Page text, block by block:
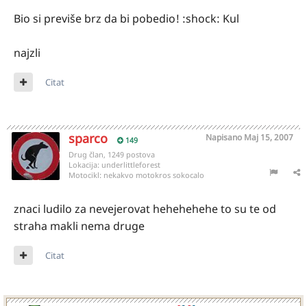
Bio si previše brz da bi pobedio! :shock: Kul
najzli
Citat
sparco 149 Napisano Maj 15, 2007
Drug član, 1249 postova
Lokacija: underlittleforest
Motocikl: nekakvo motokros sokocalo
znaci ludilo za nevejerovat hehehehehe to su te od
straha makli nema druge
Citat